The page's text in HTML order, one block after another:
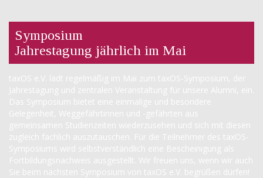
Symposium
Jahrestagung jährlich im Mai
taxOS e.V. lädt regelmäßig im Mai zum taxOS-Symposium, der
Jahrestagung und zentralen Veranstaltung für unsere Alumni, ein.
Das Symposium bietet eine einmalige und besondere
Gelegenheit, Weggefährtinnen und -gefährten aus
gemeinsamen Studienzeiten wiederzusehen und sich mit diesen
zugleich fachlich auszutauschen. Für die Teilnehmer des taxOS-
Symposiums wird selbstverständlich eine Bescheinigung als
Fortbildungsnachweis ausgestellt. Wir freuen uns, wenn wir auch
Sie beim nächsten Symposium von taxOS e.V. begrüßen dürfen!